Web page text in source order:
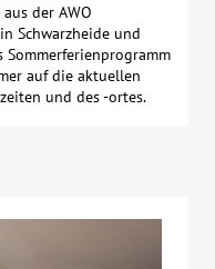
der AWO
Schwarzheide und
auf die aktuellen
und des -ortes.